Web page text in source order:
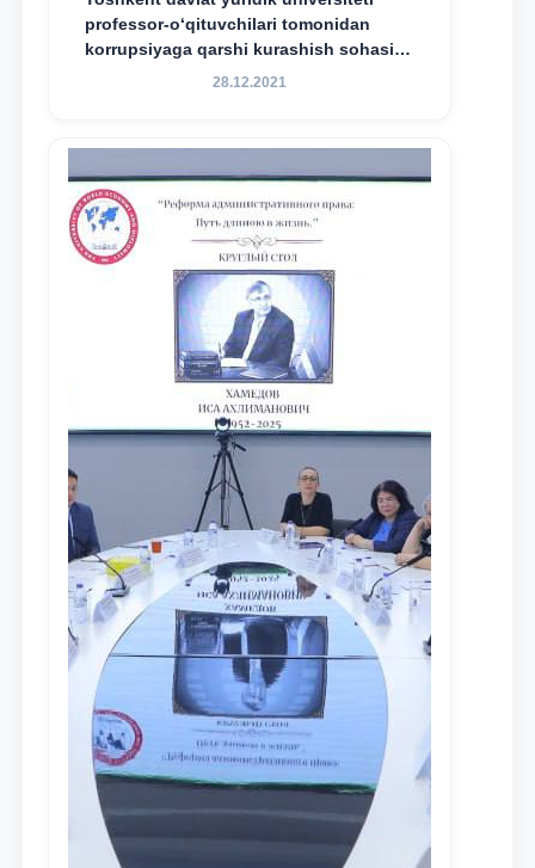
professor-o‘qituvchilari tomonidan
korrupsiyaga qarshi kurashish sohasida
amalga oshirilayotgan islohotlar hamda
maqsadida xorijiy va mahalliy ilmiy
nashrlarda chop etilgan maqolalar
dayjesti
28.12.2021